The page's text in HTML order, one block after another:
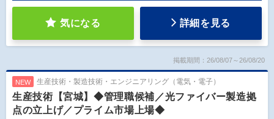
気になる 詳細を見る
掲載期間：26/08/07～26/08/20
NEW 生産技術・製造技術・エンジニアリング（電気・電子）
生産技術【宮城】◆管理職候補／光ファイバー製造拠
点の立上げ／プライム市場上場◆